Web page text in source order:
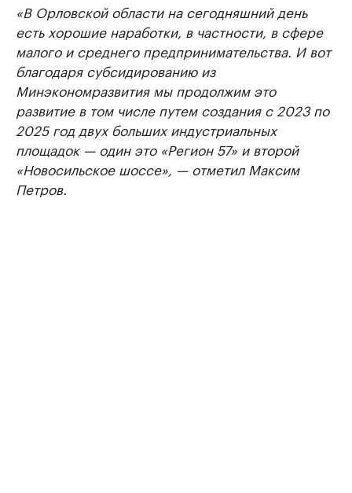
«В Орловской области на сегодняшний день
есть хорошие наработки, в частности, в сфере
малого и среднего предпринимательства. И вот
благодаря субсидированию из
Минэкономразвития мы продолжим это
развитие в том числе путем создания с 2023 по
2025 год двух больших индустриальных
площадок — один это «Регион 57» и второй
«Новосильское шоссе», — отметил Максим
Петров.